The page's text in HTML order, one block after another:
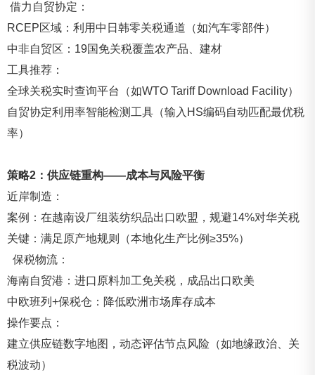
借力自贸协定：
RCEP区域：利用中日韩零关税通道（如汽车零部件）
中非自贸区：19国免关税覆盖农产品、建材
工具推荐：
全球关税实时查询平台（如WTO Tariff Download Facility）
自贸协定利用率智能检测工具（输入HS编码自动匹配最优税
率）
策略2：供应链重构——成本与风险平衡
近岸制造：
案例：在越南设厂组装纺织品出口欧盟，规避14%对华关税
关键：满足原产地规则（本地化生产比例≥35%）
保税物流：
海南自贸港：进口原料加工免关税，成品出口欧美
中欧班列+保税仓：降低欧洲市场库存成本
操作要点：
建立供应链数字地图，动态评估节点风险（如地缘政治、关
税波动）